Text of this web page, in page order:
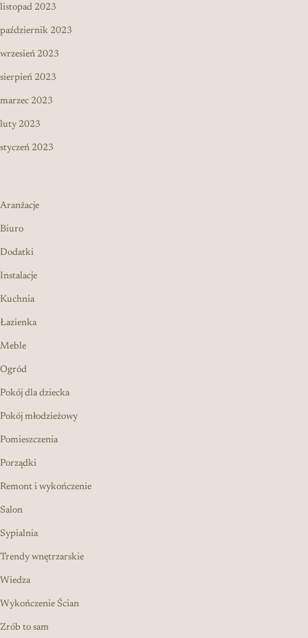
listopad 2023
październik 2023
wrzesień 2023
sierpień 2023
marzec 2023
luty 2023
styczeń 2023
Aranżacje
Biuro
Dodatki
Instalacje
Kuchnia
Łazienka
Meble
Ogród
Pokój dla dziecka
Pokój młodzieżowy
Pomieszczenia
Porządki
Remont i wykończenie
Salon
Sypialnia
Trendy wnętrzarskie
Wiedza
Wykończenie Ścian
Zrób to sam